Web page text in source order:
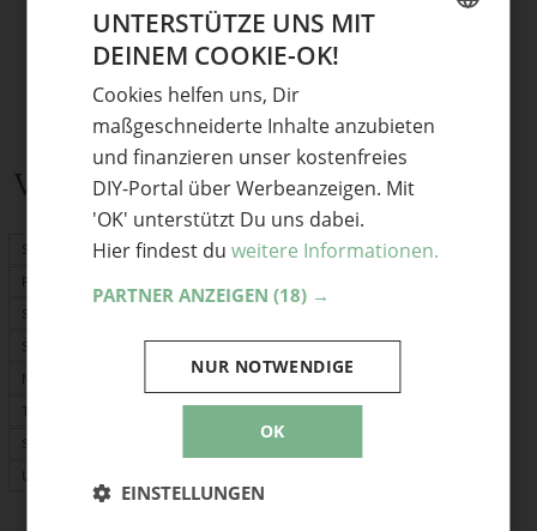
Verwandte Themen
Schnittmuster
PDF-Schnittmuster
Stoffrechner
Stofflexikon
Nählexikon
Tasche selber machen
Selber nähen
Upcycling
UNTERSTÜTZE UNS MIT
DEINEM COOKIE-OK!
Cookies helfen uns, Dir
maßgeschneiderte Inhalte anzubieten
und finanzieren unser kostenfreies
DIY-Portal über Werbeanzeigen. Mit
'OK' unterstützt Du uns dabei.
Hier findest du weitere Informationen.
PARTNER ANZEIGEN (18) →
OK
NUR NOTWENDIGE
EINSTELLUNGEN